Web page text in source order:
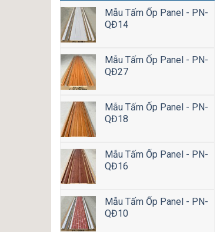
Mẫu Tấm Ốp Panel - PN-
QĐ14
Mẫu Tấm Ốp Panel - PN-
QĐ27
Mẫu Tấm Ốp Panel - PN-
QĐ18
Mẫu Tấm Ốp Panel - PN-
QĐ16
Mẫu Tấm Ốp Panel - PN-
QĐ10
thả PVC 60×60 –
Mẫu nhựa thả PVC 60×60 –
HHP-011A